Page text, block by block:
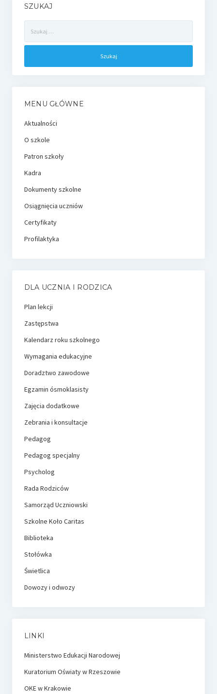
SZUKAJ
MENU GŁÓWNE
Aktualności
O szkole
Patron szkoły
Kadra
Dokumenty szkolne
Osiągnięcia uczniów
Certyfikaty
Profilaktyka
DLA UCZNIA I RODZICA
Plan lekcji
Zastępstwa
Kalendarz roku szkolnego
Wymagania edukacyjne
Doradztwo zawodowe
Egzamin ósmoklasisty
Zajęcia dodatkowe
Zebrania i konsultacje
Pedagog
Pedagog specjalny
Psycholog
Rada Rodziców
Samorząd Uczniowski
Szkolne Koło Caritas
Biblioteka
Stołówka
Świetlica
Dowozy i odwozy
LINKI
Ministerstwo Edukacji Narodowej
Kuratorium Oświaty w Rzeszowie
OKE w Krakowie